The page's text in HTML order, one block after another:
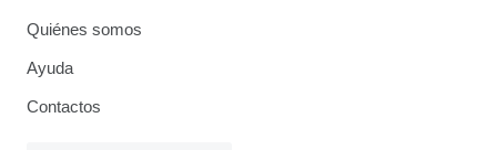
Quiénes somos
Ayuda
Contactos